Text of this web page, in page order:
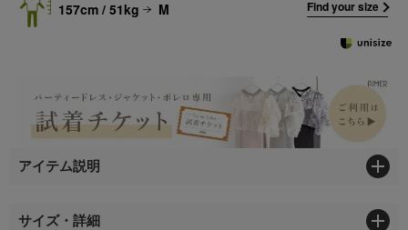
157cm / 51kg M Find your size
アイテム説明
サイズ・詳細